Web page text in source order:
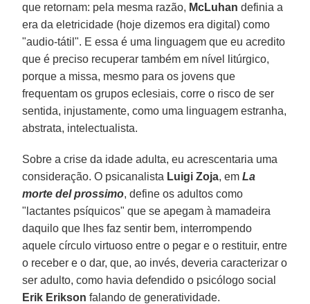
que retornam: pela mesma razão, McLuhan definia a
era da eletricidade (hoje dizemos era digital) como
"audio-tátil". E essa é uma linguagem que eu acredito
que é preciso recuperar também em nível litúrgico,
porque a missa, mesmo para os jovens que
frequentam os grupos eclesiais, corre o risco de ser
sentida, injustamente, como uma linguagem estranha,
abstrata, intelectualista.
Sobre a crise da idade adulta, eu acrescentaria uma
consideração. O psicanalista Luigi Zoja, emLa
morte del prossimo, define os adultos como
"lactantes psíquicos" que se apegam à mamadeira
daquilo que lhes faz sentir bem, interrompendo
aquele círculo virtuoso entre o pegar e o restituir, entre
o receber e o dar, que, ao invés, deveria caracterizar o
ser adulto, como havia defendido o psicólogo social
Erik Erikson falando de generatividade.